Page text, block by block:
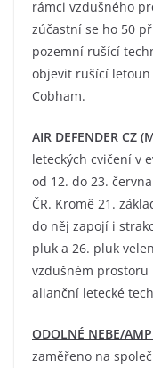
rámci vzdušného
zúčastní se ho 50
pozemní rušící
objevit rušící letoun
Cobham.
AIR DEFENDER CZ
leteckých cvičení v
od 12. do 23.
ČR. Kromě 21.
do něj zapojí i
pluk a 26. pluk
vzdušném prostoru
alianční letecké
ODOLNÉ NEBE/
zaměřeno na